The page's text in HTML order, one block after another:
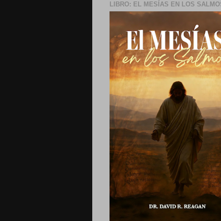
LIBRO: EL MESÍAS EN LOS